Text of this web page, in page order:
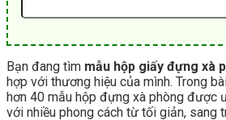
Bạn đang tìm mẫu hộp giấy đựng xà
hợp với thương hiệu của mình. Trong
hơn 40 mẫu hộp đựng xà phòng được
với nhiều phong cách từ tối giản, sang